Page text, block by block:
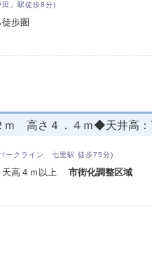
」駅徒歩8分)
徒歩圏
ｍ 高さ４．４ｍ◆天井高
ークライン 七里駅 徒歩75分)
天高４ｍ以上 市街化調整区域